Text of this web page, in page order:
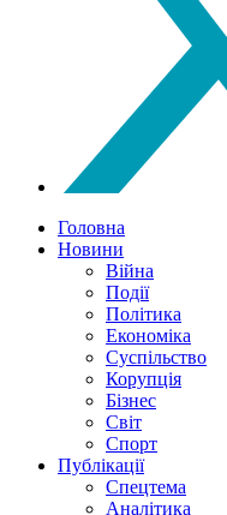
Головна
Новини
Війна
Події
Політика
Економіка
Суспільство
Корупція
Бізнес
Світ
Спорт
Публікації
Спецтема
Аналітика